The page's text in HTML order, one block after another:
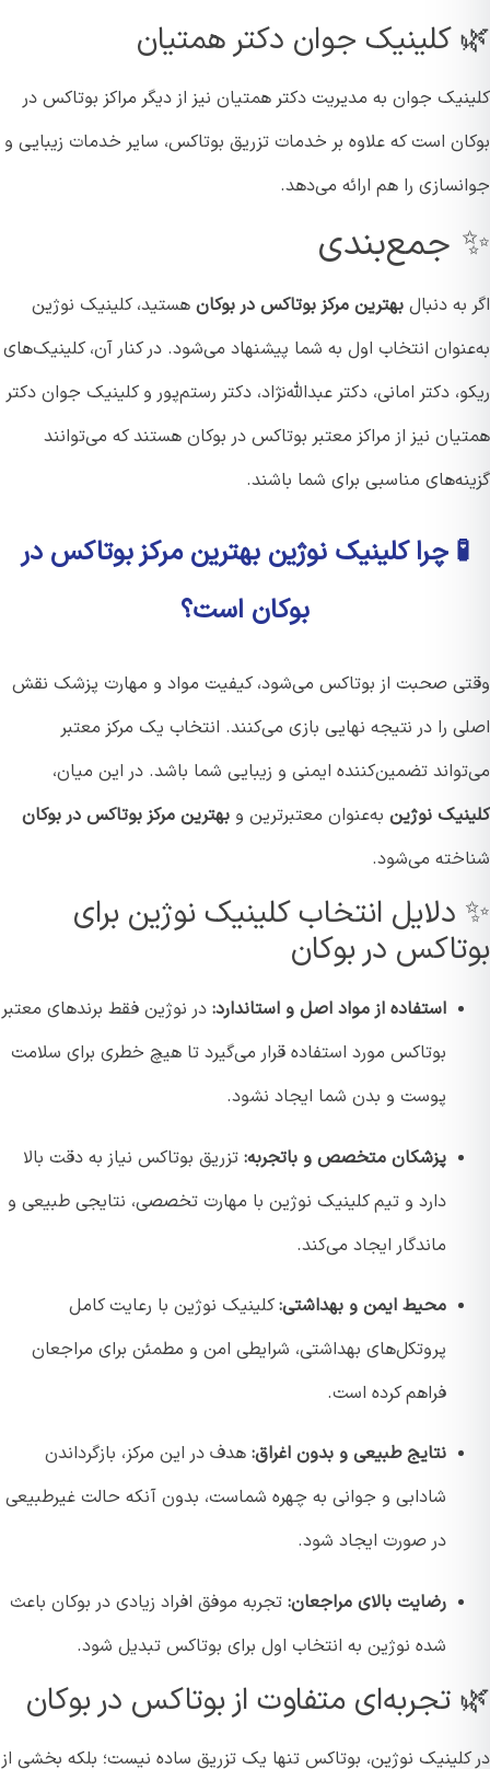
کلینیک جوان دکتر همتیان
جوان به مدیریت دکتر همتیان نیز از دیگر مراکز بوتاکس در
است که علاوه بر خدمات تزریق بوتاکس، سایر خدمات زیبایی و
را هم ارائه می‌دهد.
جمع‌بندی
دنبالبهترین مرکز بوتاکس در بوکانهستید، کلینیک نوژین
انتخاب اول به شما پیشنهاد می‌شود. در کنار آن، کلینیک‌های
دکتر امانی، دکتر عبدالله‌نژاد، دکتر رستم‌پور و کلینیک جوان دکتر
نیز از مراکز معتبر بوتاکس در بوکان هستند که می‌توانند
مناسبی برای شما باشند.
چرا کلینیک نوژین بهترین مرکز بوتاکس در
بوکان است؟
صحبت از بوتاکس می‌شود، کیفیت مواد و مهارت پزشک نقش
را در نتیجه نهایی بازی می‌کنند. انتخاب یک مرکز معتبر
تضمین‌کننده ایمنی و زیبایی شما باشد. در این میان،
نوژینبه‌عنوان معتبرترین وبهترین مرکز بوتاکس در بوکان
می‌شود.
انتخاب کلینیک نوژین برای
در بوکان
استفاده از مواد اصل و استاندارد:در نوژین فقط برندهای معتبر
بوتاکس مورد استفاده قرار می‌گیرد تا هیچ خطری برای سلامت
پوست و بدن شما ایجاد نشود.
پزشکان متخصص و باتجربه:تزریق بوتاکس نیاز به دقت بالا
دارد و تیم کلینیک نوژین با مهارت تخصصی، نتایجی طبیعی و
ماندگار ایجاد می‌کند.
محیط ایمن و بهداشتی:کلینیک نوژین با رعایت کامل
پروتکل‌های بهداشتی، شرایطی امن و مطمئن برای مراجعان
فراهم کرده است.
نتایج طبیعی و بدون اغراق:هدف در این مرکز، بازگرداندن
شادابی و جوانی به چهره شماست، بدون آنکه حالت غیرطبیعی
در صورت ایجاد شود.
رضایت بالای مراجعان:تجربه موفق افراد زیادی در بوکان باعث
شده نوژین به انتخاب اول برای بوتاکس تبدیل شود.
تجربه‌ای متفاوت از بوتاکس در بوکان
نوژین، بوتاکس تنها یک تزریق ساده نیست؛ بلکه بخشی از